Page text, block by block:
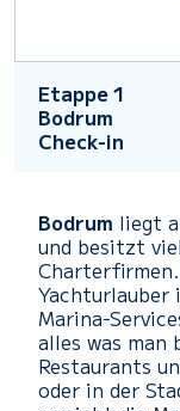
Etappe 1
Bodrum
Check-in
Bodrum liegt
und besitzt
Yachturlauber
Marina-
alles was
Restaurants
oder in der